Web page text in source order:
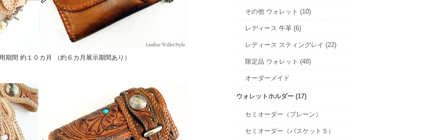
間 約１０カ月 （約６カ月展示期間あり）
その他 ウォレット (10)
レディース 牛革 (6)
レディース スティングレイ (22)
限定品 ウォレット (48)
オーダーメイド
ウォレットホルダー (17)
セミオーダー（プレーン）
セミオーダー（バスケットＳ）